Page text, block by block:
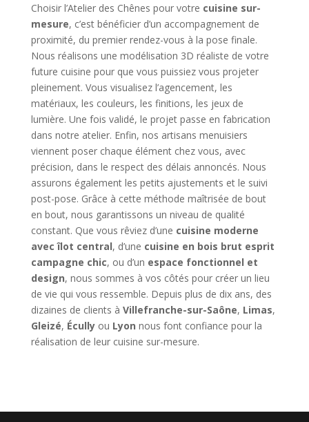
Choisir l’Atelier des Chênes pour votre cuisine sur-
mesure, c’est bénéficier d’un accompagnement de
proximité, du premier rendez-vous à la pose finale.
Nous réalisons une modélisation 3D réaliste de votre
future cuisine pour que vous puissiez vous projeter
pleinement. Vous visualisez l’agencement, les
matériaux, les couleurs, les finitions, les jeux de
lumière. Une fois validé, le projet passe en fabrication
dans notre atelier. Enfin, nos artisans menuisiers
viennent poser chaque élément chez vous, avec
précision, dans le respect des délais annoncés. Nous
assurons également les petits ajustements et le suivi
post-pose. Grâce à cette méthode maîtrisée de bout
en bout, nous garantissons un niveau de qualité
constant. Que vous rêviez d’une cuisine moderne
avec îlot central, d’une cuisine en bois brut esprit
campagne chic, ou d’un espace fonctionnel et
design, nous sommes à vos côtés pour créer un lieu
de vie qui vous ressemble. Depuis plus de dix ans, des
dizaines de clients à Villefranche-sur-Saône, Limas,
Gleizé, Écullyou Lyon nous font confiance pour la
réalisation de leur cuisine sur-mesure.